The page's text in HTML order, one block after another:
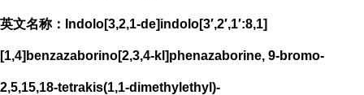
英文名称： Indolo[3,2,1-de]indolo[3′,2′,1′:8,1]
[1,4]benzazaborino[2,3,4-kl]phenazaborine, 9-bromo-
2,5,15,18-tetrakis(1,1-dimethylethyl)-